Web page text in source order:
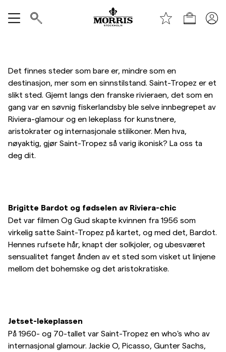
Handle
Tilbehør
Bukser
Jeans
Dresser
Overshirts
Poloskjorter
Skjorter
Det finnes steder som bare er, mindre som en
destinasjon, mer som en sinnstilstand. Saint-Tropez er et
slikt sted. Gjemt langs den franske rivieraen, det som en
gang var en søvnig fiskerlandsby ble selve innbegrepet av
Riviera-glamour og en lekeplass for kunstnere,
aristokrater og internasjonale stilikoner. Men hva,
nøyaktig, gjør Saint-Tropez så varig ikonisk? La oss ta
deg dit.
Brigitte Bardot og fødselen av Riviera-chic
Det var filmen Og Gud skapte kvinnen fra 1956 som
virkelig satte Saint-Tropez på kartet, og med det, Bardot.
Hennes rufsete hår, knapt der solkjoler, og ubesværet
sensualitet fanget ånden av et sted som visket ut linjene
mellom det bohemske og det aristokratiske.
Jetset-lekeplassen
På 1960- og 70-tallet var Saint-Tropez en who's who av
internasjonal glamour. Jackie O, Picasso, Gunter Sachs,